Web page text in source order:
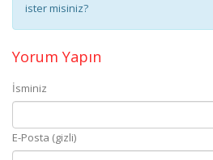
ister misiniz?
Yorum Yapın
İsminiz
E-Posta (gizli)